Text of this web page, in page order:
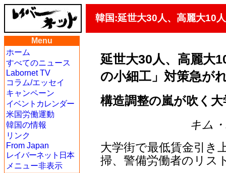
韓国:延世大30人、高麗大10
Menu
ホーム
すべてのニュース
Labornet TV
コラム/エッセイ
キャンペーン
イベントカレンダー
米国労働運動
韓国の情報
リンク
From Japan
レイバーネット日本
メニュー非表示
延世大30人、高麗大
の小細工」対策急が
構造調整の嵐が吹く大
キム
大学街で最低賃金引き
掃、警備労働者のリス